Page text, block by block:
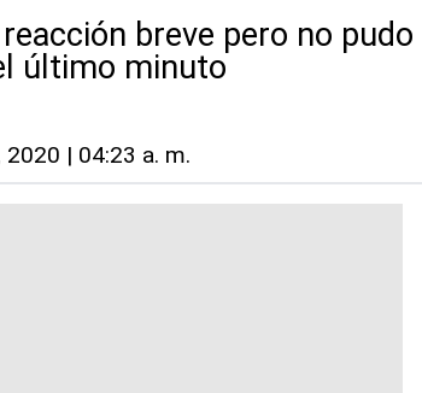
breve pero no
último minuto
2020 | 04:23 a. m.